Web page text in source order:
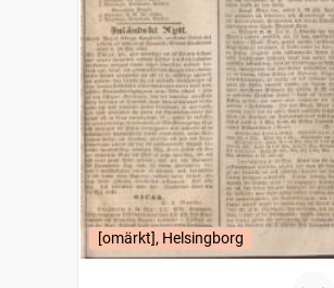
[omärkt], Helsingborg